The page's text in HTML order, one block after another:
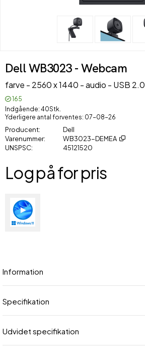
Dell WB3023 - Webcam
farve - 2560 x 1440 - audio - USB 2.0
165
Indgående 40Stk.
Yderligere antal forventes 07-08-26
Producent
Dell
Varenummer
WB3023-DEMEA
UNSPSC
45121520
Log på for pris
Information
Specifikation
Udvidet specifikation